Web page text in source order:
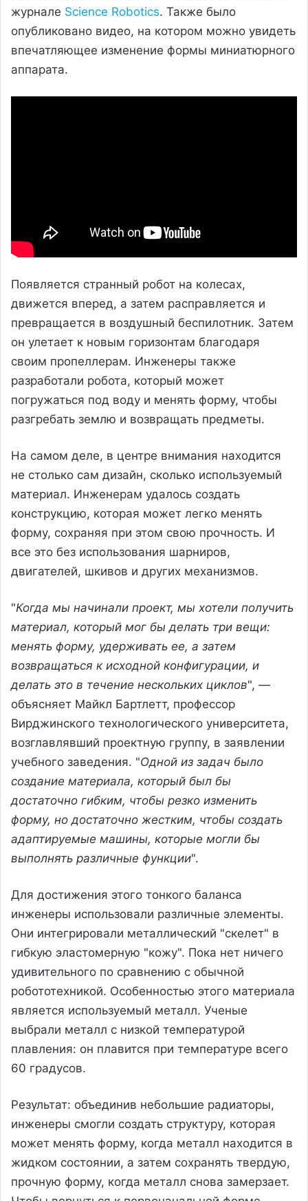
журнале Science Robotics. Также было
опубликовано видео, на котором можно увидеть
впечатляющее изменение формы миниатюрного
аппарата.
Появляется странный робот на колесах,
движется вперед, а затем расправляется и
превращается в воздушный беспилотник. Затем
он улетает к новым горизонтам благодаря
своим пропеллерам. Инженеры также
разработали робота, который может
погружаться под воду и менять форму, чтобы
разгребать землю и возвращать предметы.
На самом деле, в центре внимания находится
не столько сам дизайн, сколько используемый
материал. Инженерам удалось создать
конструкцию, которая может легко менять
форму, сохраняя при этом свою прочность. И
все это без использования шарниров,
двигателей, шкивов и других механизмов.
"Когда мы начинали проект, мы хотели получить
материал, который мог бы делать три вещи:
менять форму, удерживать ее, а затем
возвращаться к исходной конфигурации, и
делать это в течение нескольких циклов", —
объясняет Майкл Бартлетт, профессор
Вирджинского технологического университета,
возглавлявший проектную группу, в заявлении
учебного заведения. "Одной из задач было
создание материала, который был бы
достаточно гибким, чтобы резко изменить
форму, но достаточно жестким, чтобы создать
адаптируемые машины, которые могли бы
выполнять различные функции".
Для достижения этого тонкого баланса
инженеры использовали различные элементы.
Они интегрировали металлический "скелет" в
гибкую эластомерную "кожу". Пока нет ничего
удивительного по сравнению с обычной
робототехникой. Особенностью этого материала
является используемый металл. Ученые
выбрали металл с низкой температурой
плавления: он плавится при температуре всего
60 градусов.
Результат: объединив небольшие радиаторы,
инженеры смогли создать структуру, которая
может менять форму, когда металл находится в
жидком состоянии, а затем сохранять твердую,
прочную форму, когда металл снова замерзает.